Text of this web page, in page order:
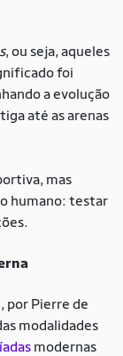
, ou seja, aqueles
foi
a evolução
até as arenas
mas
humano: testar
por Pierre de
modalidades
modernas